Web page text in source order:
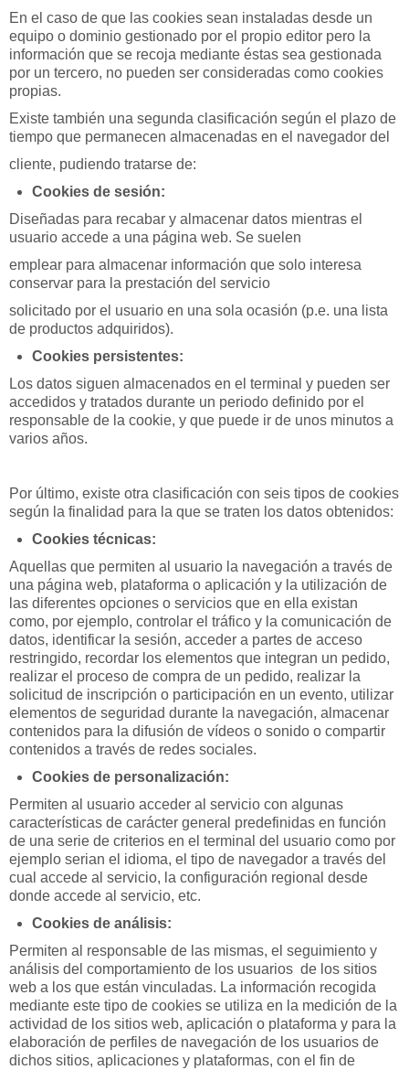
En el caso de que las cookies sean instaladas desde un
equipo o dominio gestionado por el propio editor pero la
información que se recoja mediante éstas sea gestionada
por un tercero, no pueden ser consideradas como cookies
propias.
Existe también una segunda clasificación según el plazo de
tiempo que permanecen almacenadas en el navegador del
cliente, pudiendo tratarse de:
Cookies de sesión:
Diseñadas para recabar y almacenar datos mientras el
usuario accede a una página web. Se suelen
emplear para almacenar información que solo interesa
conservar para la prestación del servicio
solicitado por el usuario en una sola ocasión (p.e. una lista
de productos adquiridos).
Cookies persistentes:
Los datos siguen almacenados en el terminal y pueden ser
accedidos y tratados durante un periodo definido por el
responsable de la cookie, y que puede ir de unos minutos a
varios años.
Por último, existe otra clasificación con seis tipos de cookies
según la finalidad para la que se traten los datos obtenidos:
Cookies técnicas:
Aquellas que permiten al usuario la navegación a través de
una página web, plataforma o aplicación y la utilización de
las diferentes opciones o servicios que en ella existan
como, por ejemplo, controlar el tráfico y la comunicación de
datos, identificar la sesión, acceder a partes de acceso
restringido, recordar los elementos que integran un pedido,
realizar el proceso de compra de un pedido, realizar la
solicitud de inscripción o participación en un evento, utilizar
elementos de seguridad durante la navegación, almacenar
contenidos para la difusión de vídeos o sonido o compartir
contenidos a través de redes sociales.
Cookies de personalización:
Permiten al usuario acceder al servicio con algunas
características de carácter general predefinidas en función
de una serie de criterios en el terminal del usuario como por
ejemplo serian el idioma, el tipo de navegador a través del
cual accede al servicio, la configuración regional desde
donde accede al servicio, etc.
Cookies de análisis:
Permiten al responsable de las mismas, el seguimiento y
análisis del comportamiento de los usuarios de los sitios
web a los que están vinculadas. La información recogida
mediante este tipo de cookies se utiliza en la medición de la
actividad de los sitios web, aplicación o plataforma y para la
elaboración de perfiles de navegación de los usuarios de
dichos sitios, aplicaciones y plataformas, con el fin de